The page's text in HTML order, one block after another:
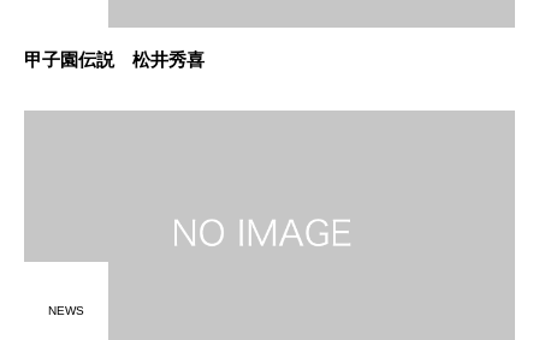
甲子園伝説 松井秀喜
NEWS